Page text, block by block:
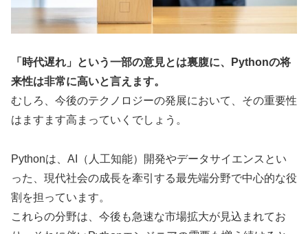
「時代遅れ」という一部の意見とは裏腹に、Pythonの将
来性は非常に高いと言えます。
むしろ、今後のテクノロジーの発展において、その重要性
はますます高まっていくでしょう。
Pythonは、AI（人工知能）開発やデータサイエンスとい
った、現代社会の成長を牽引する最先端分野で中心的な役
割を担っています。
これらの分野は、今後も急速な市場拡大が見込まれてお